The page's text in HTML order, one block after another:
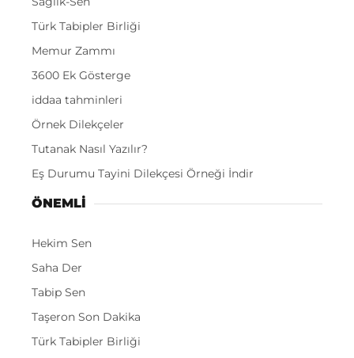
Türk Tabipler Birliği
Memur Zammı
3600 Ek Gösterge
iddaa tahminleri
Örnek Dilekçeler
Tutanak Nasıl Yazılır?
Eş Durumu Tayini Dilekçesi Örneği İndir
ÖNEMLI
Hekim Sen
Saha Der
Tabip Sen
Taşeron Son Dakika
Türk Tabipler Birliği